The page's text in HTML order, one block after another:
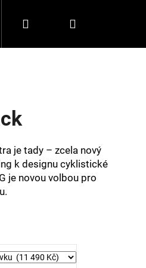
velikost?
Přihlášení
je tady – zcela nový
k designu cyklistické
je novou volbou pro